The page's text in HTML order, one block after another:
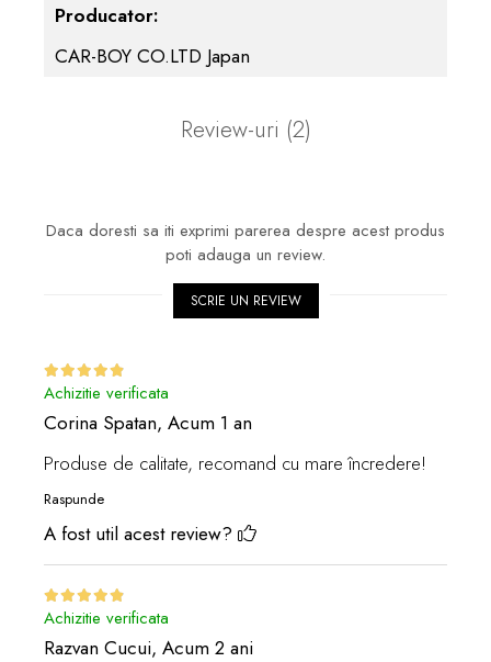
Producator:
CAR-BOY CO.LTD Japan
Review-uri (2)
Daca doresti sa iti exprimi parerea despre acest produs
poti adauga un review.
SCRIE UN REVIEW
Achizitie verificata
Corina Spatan, Acum 1 an
Produse de calitate, recomand cu mare încredere!
Raspunde
A fost util acest review?
Achizitie verificata
Razvan Cucui, Acum 2 ani